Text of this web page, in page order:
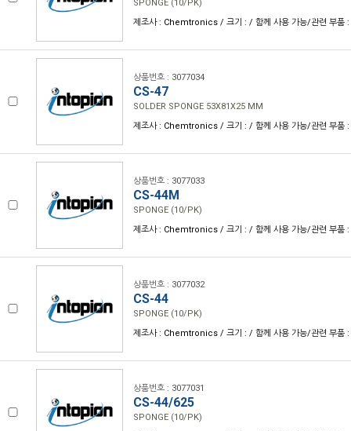
SPONGE (10/PK)
제조사 : Chemtronics / 크기 : / 함께 사용 가능/관련 부품 :
상품번호 : 3077034
CS-47
SOLDER SPONGE 53X81X25 MM
제조사 : Chemtronics / 크기 : / 함께 사용 가능/관련 부품 :
상품번호 : 3077033
CS-44M
SPONGE (10/PK)
제조사 : Chemtronics / 크기 : / 함께 사용 가능/관련 부품 :
상품번호 : 3077032
CS-44
SPONGE (10/PK)
제조사 : Chemtronics / 크기 : / 함께 사용 가능/관련 부품 :
상품번호 : 3077031
CS-44/625
SPONGE (10/PK)